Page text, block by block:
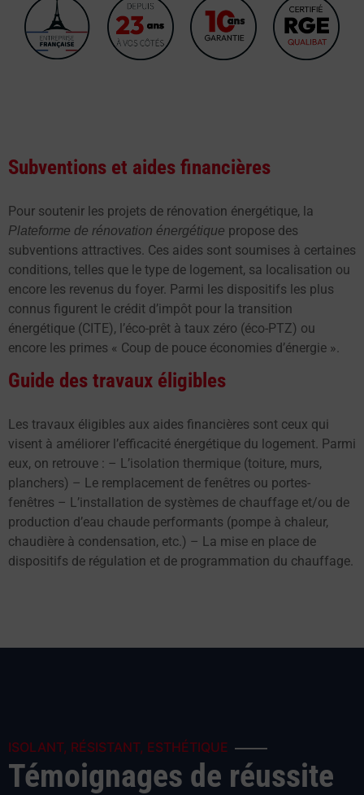
Subventions et aides financières
Pour soutenir les projets de rénovation énergétique, la
Plateforme de rénovation énergétique propose des
subventions attractives. Ces aides sont soumises à certaines
conditions, telles que le type de logement, sa localisation ou
encore les revenus du foyer. Parmi les dispositifs les plus
connus figurent le crédit d’impôt pour la transition
énergétique (CITE), l’éco-prêt à taux zéro (éco-PTZ) ou
encore les primes « Coup de pouce économies d’énergie ».
Guide des travaux éligibles
Les travaux éligibles aux aides financières sont ceux qui
visent à améliorer l’efficacité énergétique du logement. Parmi
eux, on retrouve : – L’isolation thermique (toiture, murs,
planchers) – Le remplacement de fenêtres ou portes-
fenêtres – L’installation de systèmes de chauffage et/ou de
production d’eau chaude performants (pompe à chaleur,
chaudière à condensation, etc.) – La mise en place de
dispositifs de régulation et de programmation du chauffage.
ISOLANT, RÉSISTANT, ESTHÉTIQUE
Témoignages de réussite